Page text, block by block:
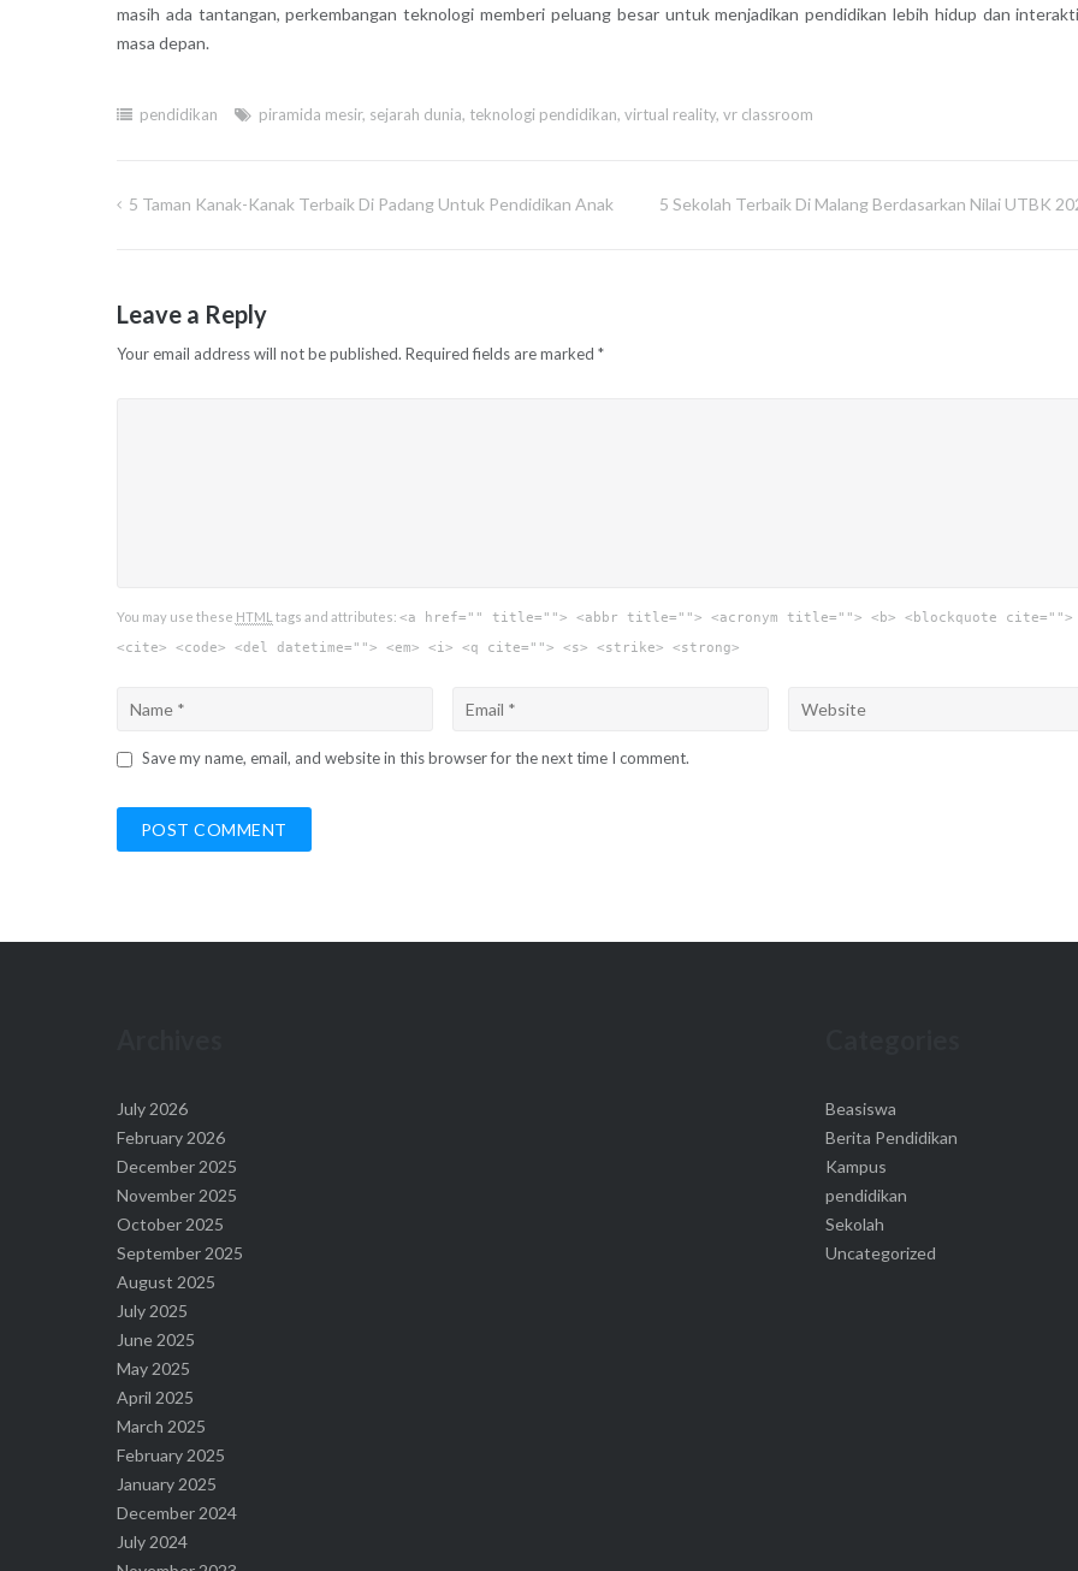
masih ada tantangan, perkembangan teknologi memberi peluang besar untuk menjadikan pendidikan lebih hidup dan
masa depan.
pendidikan piramida mesir, sejarah dunia, teknologi pendidikan, virtual reality, vr classroom
Post
5 Taman Kanak-Kanak Terbaik Di Padang Untuk Pendidikan Anak 5 Sekolah Terbaik Di Malang Berdasarkan Nilai UTBK
Leave a Reply
Your email address will not be published. Required fields are marked *
You may use these HTML tags and attributes: <a href="" title=""> <abbr title=""> <acronym title=""> <b> <blockquote cite="">
<cite> <code> <del datetime=""> <em> <i> <q cite=""> <s> <strike> <strong>
Save my name, email, and website in this browser for the next time I comment.
July 2026
February 2026
December 2025
November 2025
October 2025
September 2025
August 2025
July 2025
June 2025
May 2025
April 2025
March 2025
February 2025
January 2025
December 2024
July 2024
Beasiswa
Berita Pendidikan
Kampus
pendidikan
Sekolah
Uncategorized